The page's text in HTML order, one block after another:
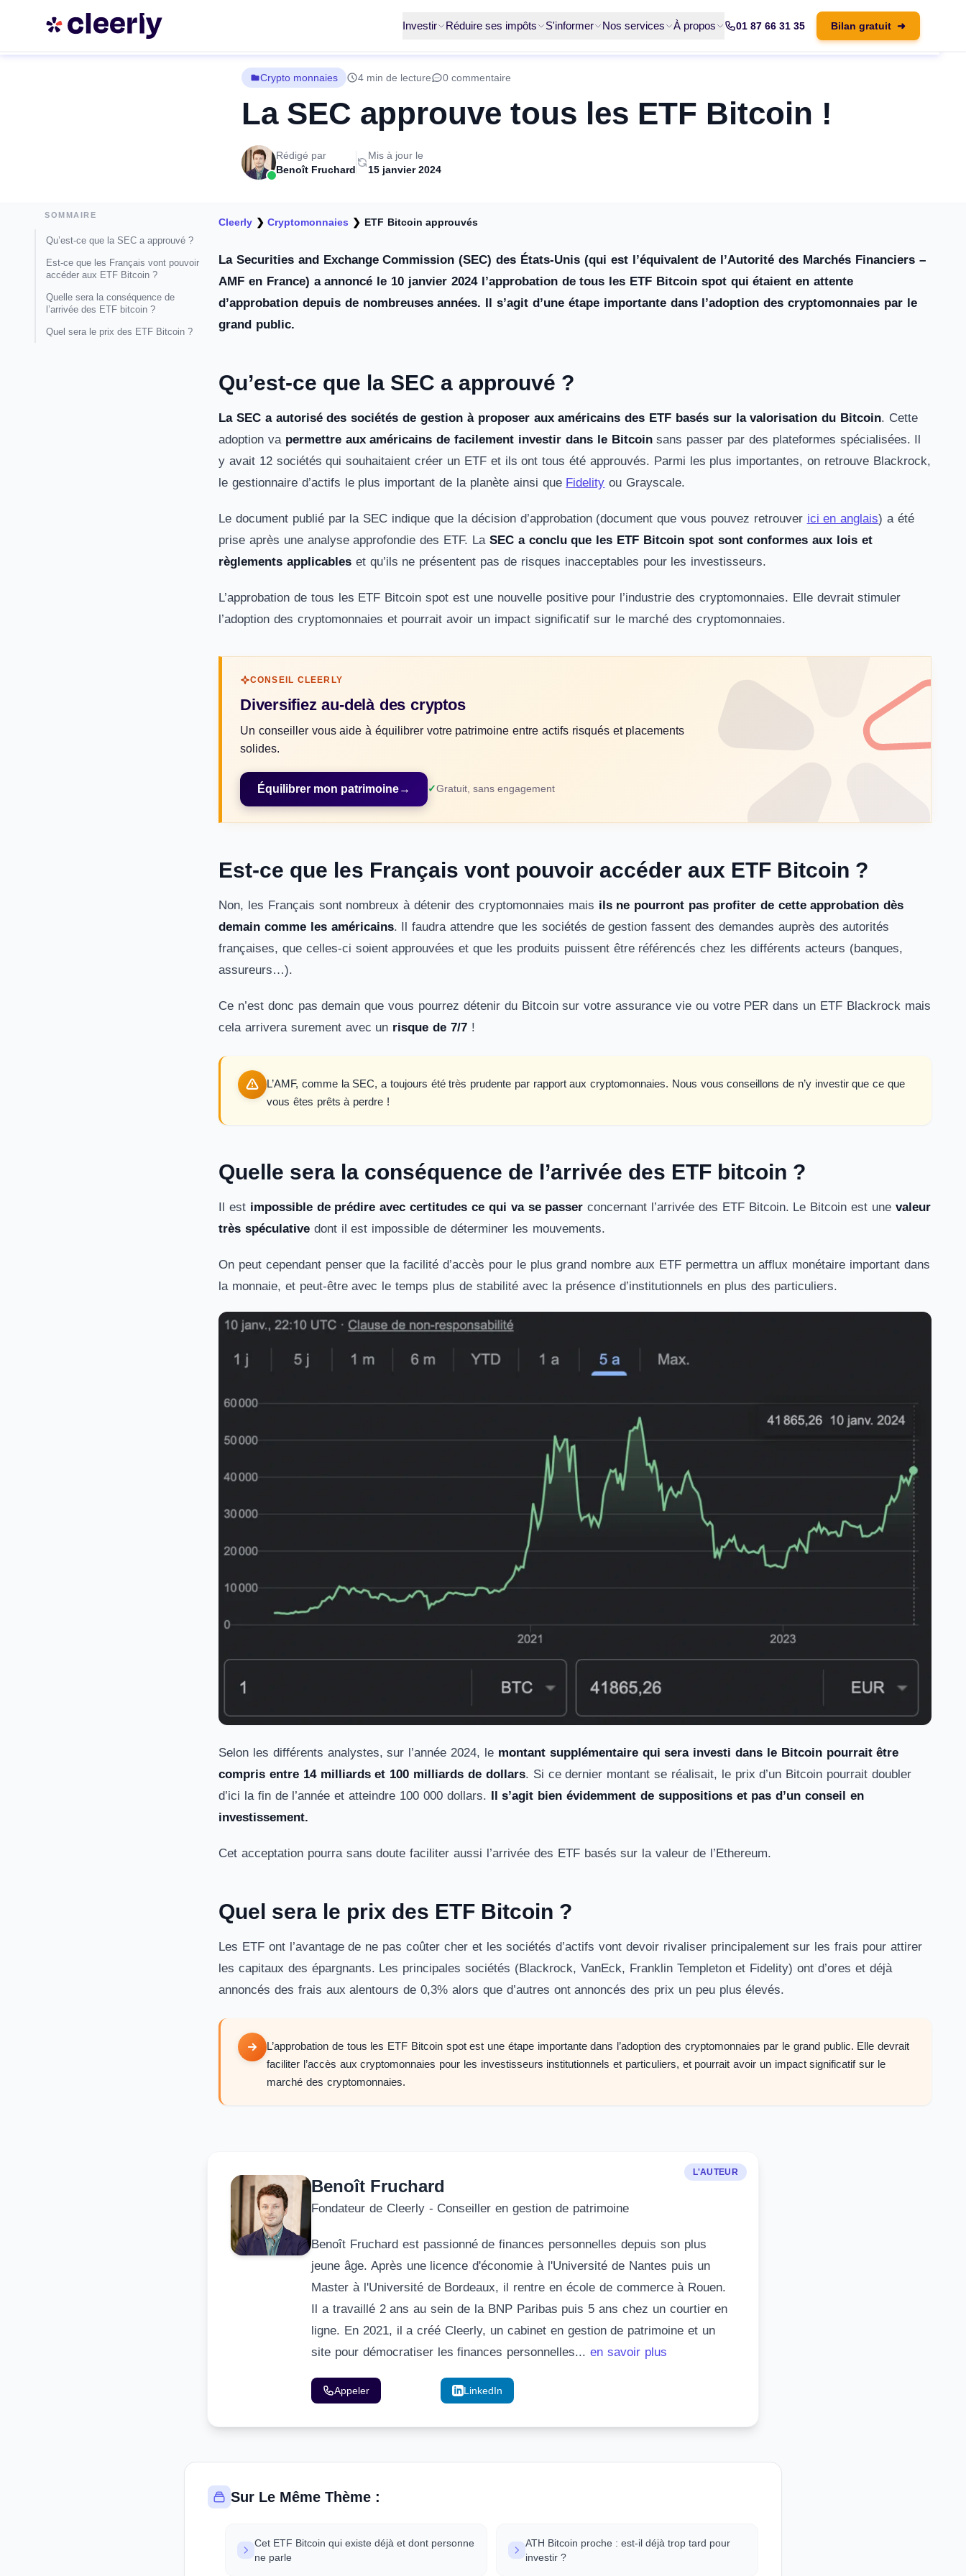
Investir Réduire ses impôts S'informer Nos services À propos 01 87 66 31 35 Bilan gratuit ➜
Crypto monnaies 4 min de lecture 0 commentaire
La SEC approuve tous les ETF Bitcoin !
Rédigé par
Benoît Fruchard
Mis à jour le
15 janvier 2024
SOMMAIRE
Qu’est-ce que la SEC a approuvé ?
Est-ce que les Français vont pouvoir
accéder aux ETF Bitcoin ?
Quelle sera la conséquence de
l’arrivée des ETF bitcoin ?
Quel sera le prix des ETF Bitcoin ?
Cleerly ❯Cryptomonnaies ❯ ETF Bitcoin approuvés
La Securities and Exchange Commission (SEC) des États-Unis (qui est l’équivalent de l’Autorité des Marchés Financiers –
AMF en France) a annoncé le 10 janvier 2024 l’approbation de tous les ETF Bitcoin spot qui étaient en attente
d’approbation depuis de nombreuses années. Il s’agit d’une étape importante dans l’adoption des cryptomonnaies par le
grand public.
Qu’est-ce que la SEC a approuvé ?
La SEC a autorisé des sociétés de gestion à proposer aux américains des ETF basés sur la valorisation du Bitcoin. Cette
adoption va permettre aux américains de facilement investir dans le Bitcoinsans passer par des plateformes spécialisées. Il
y avait 12 sociétés qui souhaitaient créer un ETF et ils ont tous été approuvés. Parmi les plus importantes, on retrouve Blackrock,
le gestionnaire d’actifs le plus important de la planète ainsi que Fidelity ou Grayscale.
Le document publié par la SEC indique que la décision d’approbation (document que vous pouvez retrouver ici en anglais) a été
prise après une analyse approfondie des ETF. La SEC a conclu que les ETF Bitcoin spot sont conformes aux lois et
règlements applicableset qu’ils ne présentent pas de risques inacceptables pour les investisseurs.
L’approbation de tous les ETF Bitcoin spot est une nouvelle positive pour l’industrie des cryptomonnaies. Elle devrait stimuler
l’adoption des cryptomonnaies et pourrait avoir un impact significatif sur le marché des cryptomonnaies.
CONSEIL CLEERLY
Diversifiez au-delà des cryptos
Un conseiller vous aide à équilibrer votre patrimoine entre actifs risqués et placements
solides.
Équilibrer mon patrimoine→ Gratuit, sans engagement
Est-ce que les Français vont pouvoir accéder aux ETF Bitcoin ?
Non, les Français sont nombreux à détenir des cryptomonnaies mais ils ne pourront pas profiter de cette approbation dès
demain comme les américains. Il faudra attendre que les sociétés de gestion fassent des demandes auprès des autorités
françaises, que celles-ci soient approuvées et que les produits puissent être référencés chez les différents acteurs (banques,
assureurs…).
Ce n’est donc pas demain que vous pourrez détenir du Bitcoin sur votre assurance vie ou votre PER dans un ETF Blackrock mais
cela arrivera surement avec un risque de 7/7!
L’AMF, comme la SEC, a toujours été très prudente par rapport aux cryptomonnaies. Nous vous conseillons de n’y investir que ce que
vous êtes prêts à perdre !
Quelle sera la conséquence de l’arrivée des ETF bitcoin ?
Il est impossible de prédire avec certitudes ce qui va se passer concernant l’arrivée des ETF Bitcoin. Le Bitcoin est une valeur
très spéculativedont il est impossible de déterminer les mouvements.
On peut cependant penser que la facilité d’accès pour le plus grand nombre aux ETF permettra un afflux monétaire important dans
la monnaie, et peut-être avec le temps plus de stabilité avec la présence d’institutionnels en plus des particuliers.
Selon les différents analystes, sur l’année 2024, le montant supplémentaire qui sera investi dans le Bitcoin pourrait être
compris entre 14 milliards et 100 milliards de dollars. Si ce dernier montant se réalisait, le prix d’un Bitcoin pourrait doubler
d’ici la fin de l’année et atteindre 100 000 dollars.
Il s’agit bien évidemment de suppositions et pas d’un conseil en
investissement.
Cet acceptation pourra sans doute faciliter aussi l’arrivée des ETF basés sur la valeur de l’Ethereum.
Quel sera le prix des ETF Bitcoin ?
Les ETF ont l’avantage de ne pas coûter cher et les sociétés d’actifs vont devoir rivaliser principalement sur les frais pour attirer
les capitaux des épargnants. Les principales sociétés (Blackrock, VanEck, Franklin Templeton et Fidelity) ont d’ores et déjà
annoncés des frais aux alentours de 0,3% alors que d’autres ont annoncés des prix un peu plus élevés.
L’approbation de tous les ETF Bitcoin spot est une étape importante dans l’adoption des cryptomonnaies par le grand public. Elle devrait
faciliter l’accès aux cryptomonnaies pour les investisseurs institutionnels et particuliers, et pourrait avoir un impact significatif sur le
marché des cryptomonnaies.
L'AUTEUR
Benoît Fruchard
Fondateur de Cleerly - Conseiller en gestion de patrimoine
Benoît Fruchard est passionné de finances personnelles depuis son plus
jeune âge. Après une licence d'économie à l'Université de Nantes puis un
Master à l'Université de Bordeaux, il rentre en école de commerce à Rouen.
Il a travaillé 2 ans au sein de la BNP Paribas puis 5 ans chez un courtier en
ligne. En 2021, il a créé Cleerly, un cabinet en gestion de patrimoine et un
site pour démocratiser les finances personnelles...en savoir plus
Appeler LinkedIn
Sur Le Même Thème :
Cet ETF Bitcoin qui existe déjà et dont personne
ne parle
ATH Bitcoin proche : est-il déjà trop tard pour
investir ?